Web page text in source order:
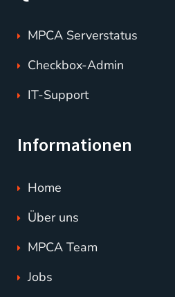
MPCA Serverstatus
Checkbox-Admin
IT-Support
Informationen
Home
Über uns
MPCA Team
Jobs